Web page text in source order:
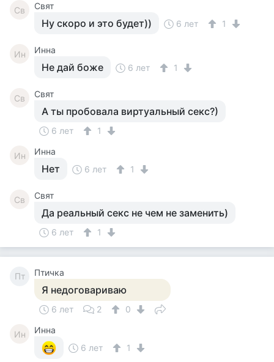
Св Свят
Ну скоро и это будет)) 6 лет 1
Ин Инна
Не дай боже 6 лет 1
Св Свят
А ты пробовала виртуальный секс?)
6 лет 1
Ин Инна
Нет 6 лет 1
Св Свят
Да реальный секс не чем не заменить)
6 лет 1
Пт Птичка
Я недоговариваю
6 лет 2 0
Ин
Инна
6 лет
1